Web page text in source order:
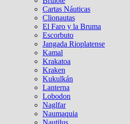
Cartas Náuticas
Clionautas
El Faro y la Bruma
Escorbuto
Jangada Rioplatense
Kamal
Krakatoa
Kraken
Kukulkán
Lanterna
Lobodon
Naglfar
Naumaquia
Nautilus